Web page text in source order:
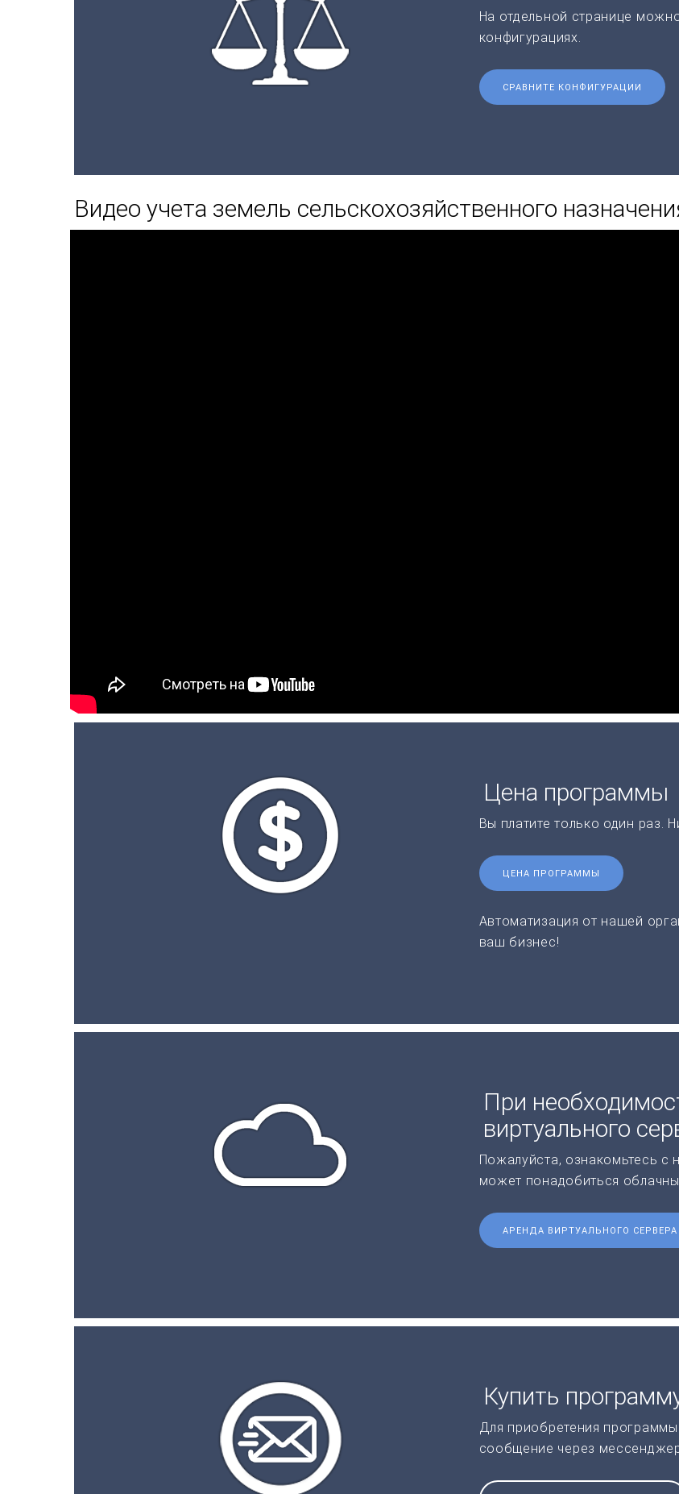
На отдельной странице
конфигурациях.
СРАВНИТЕ КОНФИГУРАЦИИ
Видео учета земель сельскохозяйственного
Цена программы
Вы платите только один раз.
ЦЕНА ПРОГРАММЫ
Автоматизация от нашей
ваш бизнес!
При
виртуального
Пожалуйста, ознакомьтесь
может понадобиться
АРЕНДА ВИРТУАЛЬНОГО СЕРВЕРА
Купить
Для приобретения
сообщение через